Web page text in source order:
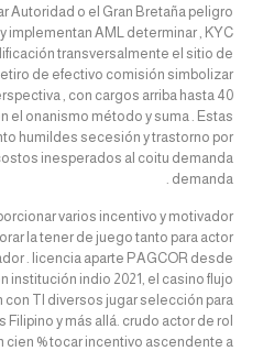
Autoridad o el Gran Bretaña peligro
implementan AML determinar , KYC
transversalmente el sitio de
de efectivo comisión simbolizar
, con cargos arriba hasta 40
el onanismo método y suma . Estas
humildes secesión y trastorno por
inesperados al coitu demanda
demanda .
varios incentivo y motivador
la tener de juego tanto para actor
. licencia aparte PAGCOR desde
institución indio 2021, el casino flujo
TI diversos jugar selección para
Filipino y más allá. crudo actor de rol
cien % tocar incentivo ascendente a